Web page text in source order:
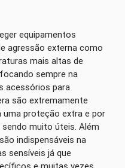
equipamentos
agressão externa como
mais altas de
sempre na
acessórios para
são extremamente
uma proteção extra e por
muito úteis. Além
indispensáveis na
sensíveis já que